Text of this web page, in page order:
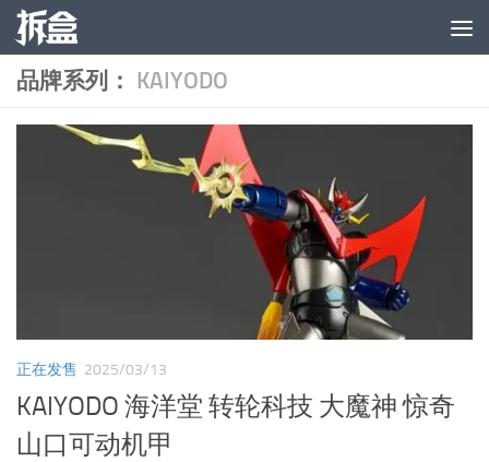
跳至内容
品牌系列： KAIYODO
正在发售 2025/03/13
KAIYODO 海洋堂 转轮科技 大魔神 惊奇
山口可动机甲